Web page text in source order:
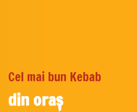
Cel mai bun Kebab
dinoraș